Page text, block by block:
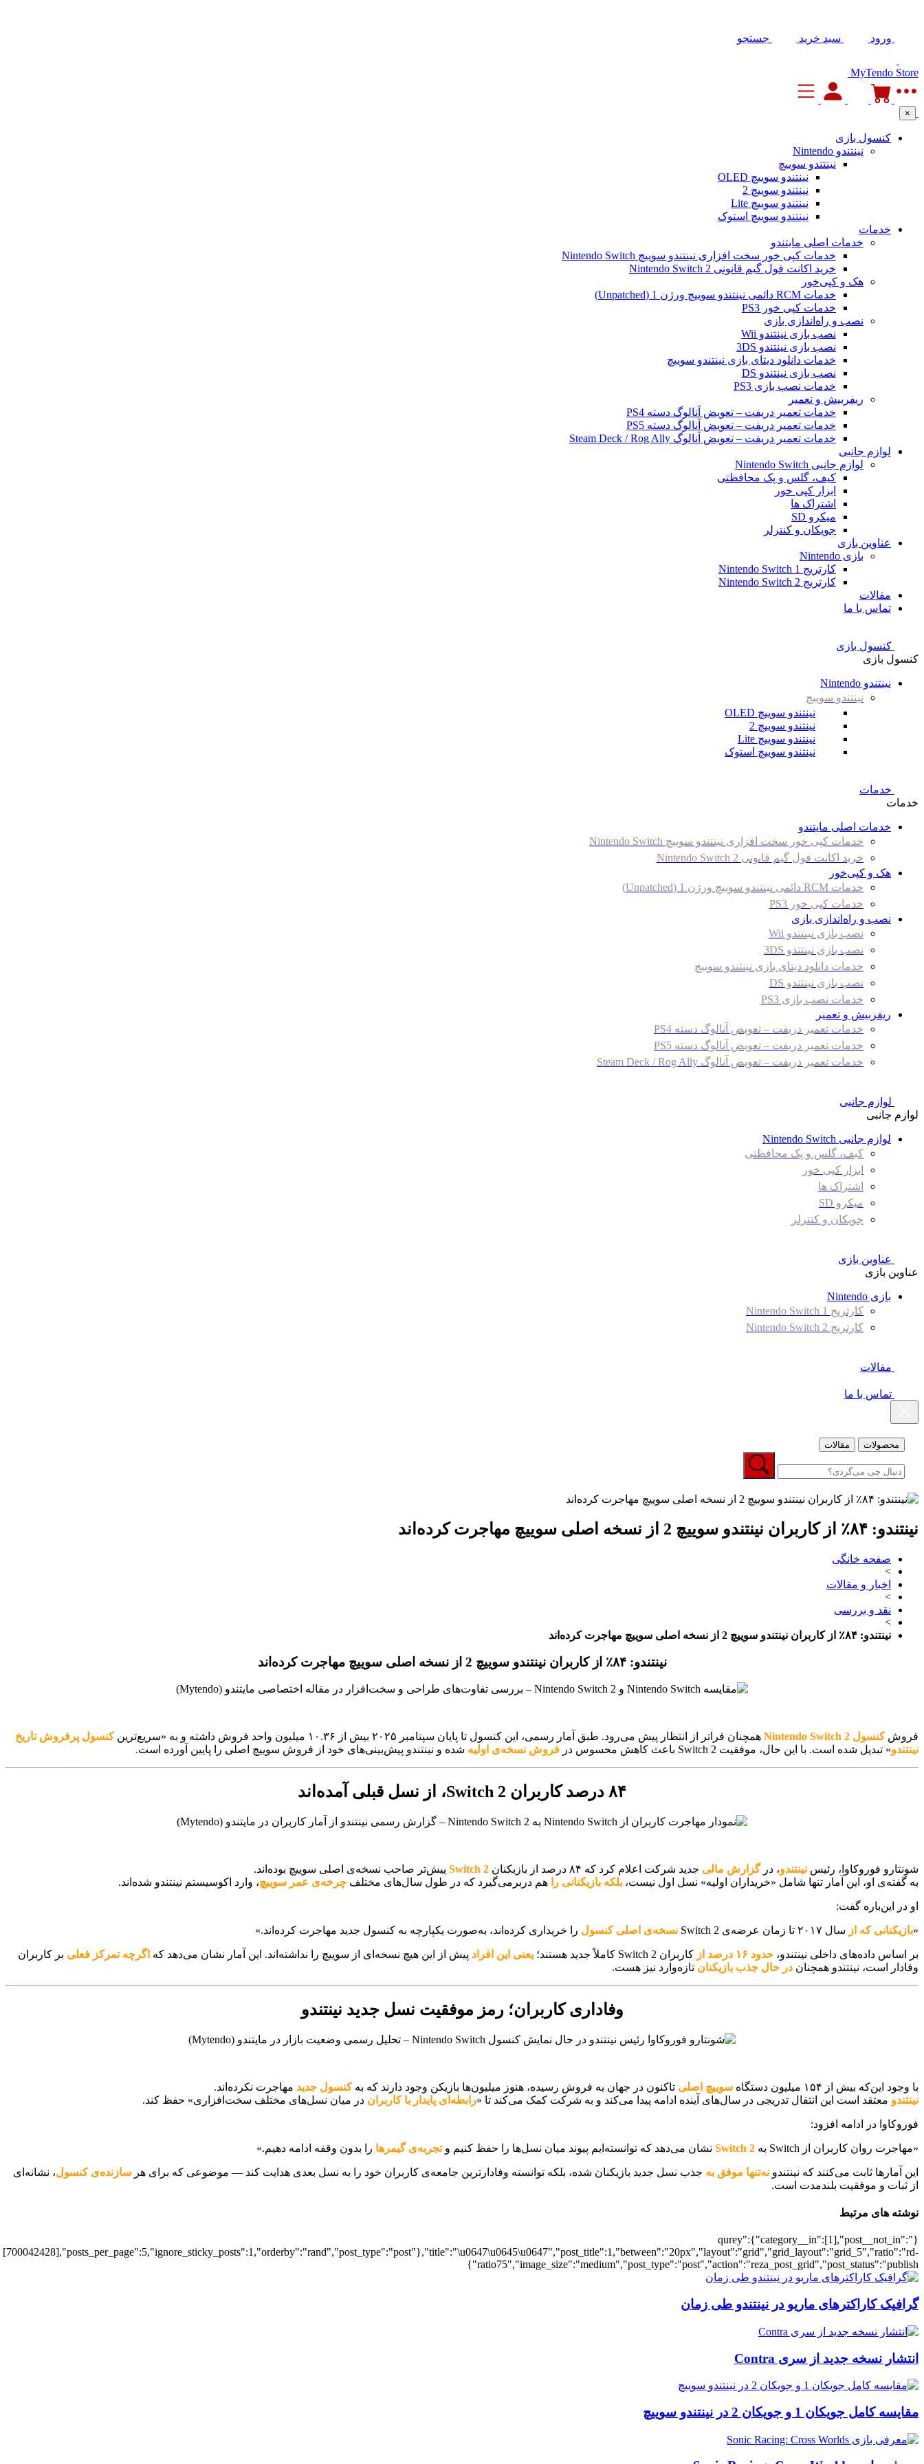
ورود سبد خرید جستجو
MyTendo Store
×
کنسول بازی
نینتندو Nintendo
نینتندو سوییچ
نینتندو سوییچ OLED
نینتندو سوییچ 2
نینتندو سوییچ Lite
نینتندو سوییچ استوک
خدمات
خدمات اصلی مایتندو
خدمات کپی خور سخت افزاری نینتندو سوییچ Nintendo Switch
خرید اکانت فول گیم قانونی Nintendo Switch 2
هک و کپی‌خور
خدمات RCM دائمی نینتندو سوییچ ورژن 1 (Unpatched)
خدمات کپی خور PS3
نصب و راه‌اندازی بازی
نصب بازی نینتندو Wii
نصب بازی نینتندو 3DS
خدمات دانلود دیتای بازی نینتندو سوییچ
نصب بازی نینتندو DS
خدمات نصب بازی PS3
ریفربیش و تعمیر
خدمات تعمیر دریفت – تعویض آنالوگ دسته PS4
خدمات تعمیر دریفت – تعویض آنالوگ دسته PS5
خدمات تعمیر دریفت – تعویض آنالوگ Steam Deck / Rog Ally
لوازم جانبی
لوازم جانبی Nintendo Switch
کیف، گلس و پک محافظتی
ابزار کپی خور
اشتراک ها
میکرو SD
جویکان و کنترلر
عناوین بازی
بازی Nintendo
کارتریج Nintendo Switch 1
کارتریج Nintendo Switch 2
مقالات
تماس با ما
کنسول بازی
کنسول بازی
نینتندو Nintendo
نینتندو سوییچ
نینتندو سوییچ OLED
نینتندو سوییچ 2
نینتندو سوییچ Lite
نینتندو سوییچ استوک
خدمات
خدمات
خدمات اصلی مایتندو
خدمات کپی خور سخت افزاری نینتندو سوییچ Nintendo Switch
خرید اکانت فول گیم قانونی Nintendo Switch 2
هک و کپی‌خور
خدمات RCM دائمی نینتندو سوییچ ورژن 1 (Unpatched)
خدمات کپی خور PS3
نصب و راه‌اندازی بازی
نصب بازی نینتندو Wii
نصب بازی نینتندو 3DS
خدمات دانلود دیتای بازی نینتندو سوییچ
نصب بازی نینتندو DS
خدمات نصب بازی PS3
ریفربیش و تعمیر
خدمات تعمیر دریفت – تعویض آنالوگ دسته PS4
خدمات تعمیر دریفت – تعویض آنالوگ دسته PS5
خدمات تعمیر دریفت – تعویض آنالوگ Steam Deck / Rog Ally
لوازم جانبی
لوازم جانبی
لوازم جانبی Nintendo Switch
کیف، گلس و پک محافظتی
ابزار کپی خور
اشتراک ها
میکرو SD
جویکان و کنترلر
عناوین بازی
عناوین بازی
بازی Nintendo
کارتریج Nintendo Switch 1
کارتریج Nintendo Switch 2
مقالات
تماس با ما
محصولات مقالات
نینتندو: ۸۴٪ از کاربران نینتندو سوییچ 2 از نسخه اصلی سوییچ مهاجرت کرده‌اند
صفحه خانگی
>
اخبار و مقالات
>
نقد و بررسی
>
نینتندو: ۸۴٪ از کاربران نینتندو سوییچ 2 از نسخه اصلی سوییچ مهاجرت کرده‌اند
نینتندو: ۸۴٪ از کاربران نینتندو سوییچ 2 از نسخه اصلی سوییچ مهاجرت کرده‌اند
فروشکنسول Nintendo Switch 2 همچنان فراتر از انتظار پیش می‌رود. طبق آمار رسمی، این کنسول تا پایان سپتامبر ۲۰۲۵ بیش از ۱۰.۳۶ میلیون واحد فروش داشته و به «سریع‌ترین
کنسول پرفروش تاریخ
نینتندو» تبدیل شده است. با این حال، موفقیت Switch 2 باعث کاهش محسوس در فروش نسخه‌ی اولیه شده و نینتندو پیش‌بینی‌های خود از فروش سوییچ اصلی را پایین آورده است.
۸۴ درصد کاربران ، از نسل قبلی آمده‌اند
شونتارو فوروکاوا، رئیس نینتندو، درگزارش مالی جدید شرکت اعلام کرد که ۸۴ درصد از بازیکنان Switch 2 پیش‌تر صاحب نسخه‌ی اصلی سوییچ بوده‌اند.
به گفته‌ی او، این آمار تنها شامل «خریداران اولیه» نسل اول نیست، بلکه بازیکنانی ر هم دربرمی‌گیرد که در طول سال‌های مختلف چرخه‌ی عمر سوییچ، وارد اکوسیستم نینتندو شده‌اند.
او در این‌باره گفت:
«بازیکنانی که از سال ۲۰۱۷ تا زمان عرضه‌ی Switch 2 نسخه‌ی اصلی کنسول را خریداری کرده‌اند، به‌صورت یکپارچه به کنسول جدید مهاجرت کرده‌اند.»
بر اساس داده‌های داخلی نینتندو، حدود ۱۶ درصد از کاربران Switch 2 کاملاً جدید هستند؛ یعنی این افراد پیش از این هیچ نسخه‌ای از سوییچ را نداشته‌اند. این آمار نشان می‌دهد که اگرچه تمرکز فعلی بر کاربران
وفادار است، نینتندو همچنان در حال جذب بازیکنان تازه‌وارد نیز هست.
وفاداری کاربران؛ رمز موفقیت نسل جدید نینتندو
با وجود این‌که بیش از ۱۵۴ میلیون دستگاه سوییچ اصلی تاکنون در جهان به فروش رسیده، هنوز میلیون‌ها بازیکن وجود دارند که بهکنسول جدید مهاجرت نکرده‌اند.
نینتندو معتقد است این انتقال تدریجی در سال‌های آینده ادامه پیدا می‌کند و به شرکت کمک می‌کند تا «رابطه‌ای پایدار با کاربران در میان نسل‌های مختلف سخت‌افزاری» حفظ کند.
فوروکاوا در ادامه افزود:
«مهاجرت روان کاربران از Switch به Switch 2 نشان می‌دهد که توانسته‌ایم پیوند میان نسل‌ها را حفظ کنیم و تجربه‌ی گیمرها را بدون وقفه ادامه دهیم.»
این آمارها ثابت می‌کنند که نینتندو نه‌تنها موفق به جذب نسل جدید بازیکنان شده، بلکه توانسته وفادارترین جامعه‌ی کاربران خود را به نسل بعدی هدایت کند — موضوعی که برای هر سازنده‌ی کنسول، نشانه‌ای
از ثبات و موفقیت بلندمدت است.
نوشته های مرتبط
{"qurey":{"category__in":[1],"post__not_in":
[700042428],"posts_per_page":5,"ignore_sticky_posts":1,"orderby":"rand","post_type":"post"},"title":"\u0647\u0645\u0647","post_title":1,"between":"20px","layout":"grid","grid_layout":"grid_5","ratio":"rd-
ratio75","image_size":"medium","post_type":"post","action":"reza_post_grid","post_status":"publish"}
گرافیک کاراکترهای ماریو در نینتندو طی زمان
انتشار نسخه جدید از سری Contra
مقایسه کامل جویکان 1 و جویکان 2 در نینتندو سوییچ